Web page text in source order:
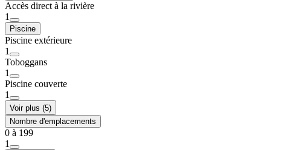
Accès direct à la rivière
1
Piscine
Piscine extérieure
1
Toboggans
1
Piscine couverte
1
Voir plus (5)
Nombre d'emplacements
0 à 199
1